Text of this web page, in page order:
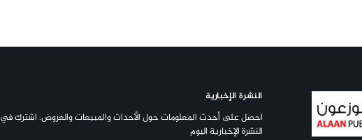
النشرة الإخبارية
احصل على أحدث المعلومات حول الأحداث والمبيعات والعروض. اشترك في
النشرة الإخبارية اليوم